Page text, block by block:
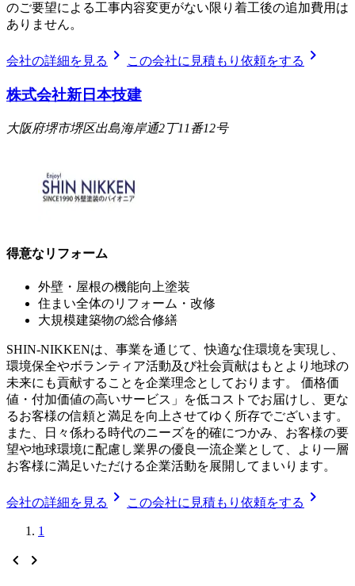
のご要望による工事内容変更がない限り着工後の追加費用は
ありません。
会社の詳細を見る chevron_right この会社に見積もり依頼をする chevron_right
株式会社新日本技建
大阪府堺市堺区出島海岸通2丁11番12号
得意なリフォーム
外壁・屋根の機能向上塗装
住まい全体のリフォーム・改修
大規模建築物の総合修繕
SHIN-NIKKENは、事業を通じて、快適な住環境を実現し、
環境保全やボランティア活動及び社会貢献はもとより地球の
未来にも貢献することを企業理念としております。 価格価
値・付加価値の高いサービス」を低コストでお届けし、更な
るお客様の信頼と満足を向上させてゆく所存でございます。
また、日々係わる時代のニーズを的確につかみ、お客様の要
望や地球環境に配慮し業界の優良一流企業として、より一層
お客様に満足いただける企業活動を展開してまいります。
会社の詳細を見る chevron_right この会社に見積もり依頼をする chevron_right
1
chevron_left chevron_right